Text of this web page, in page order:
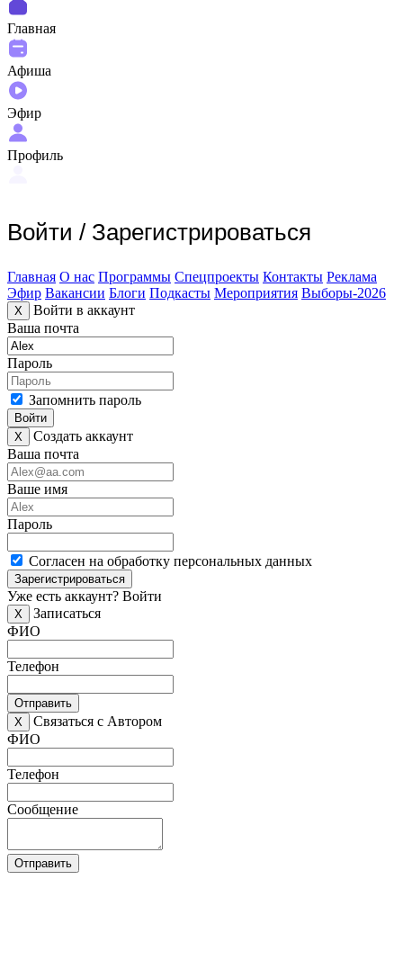
Главная
Афиша
Эфир
Профиль
Войти / Зарегистрироваться
Главная О нас Программы Спецпроекты Контакты Реклама
Эфир Вакансии Блоги Подкасты Мероприятия Выборы-2026
X
Войти в аккаунт
Ваша почта
Пароль
Запомнить пароль
Войти
X
Создать аккаунт
Ваша почта
Ваше имя
Пароль
Согласен на обработку персональных данных
Зарегистрироваться
Уже есть аккаунт? Войти
X
Записаться
ФИО
Телефон
Отправить
X
Связаться с Автором
ФИО
Телефон
Сообщение
Отправить